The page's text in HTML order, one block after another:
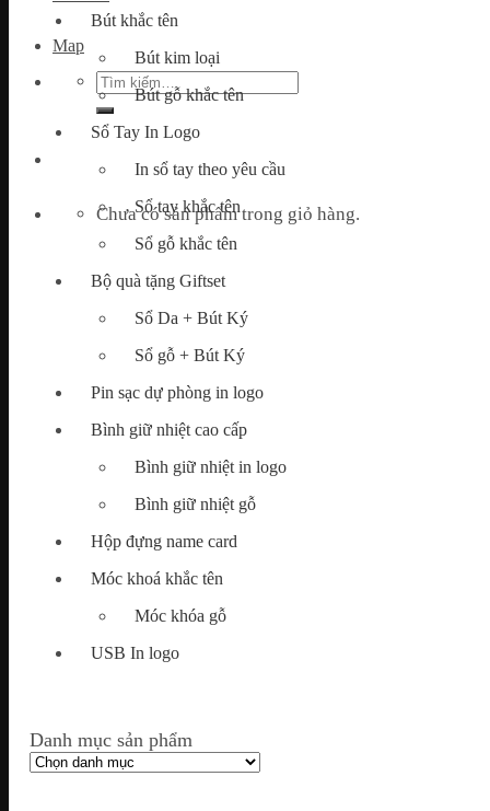
Map
Tìm
kiếm:
Chưa có sản phẩm trong giỏ hàng.
Bút khắc tên
Bút kim loại
Bút gỗ khắc tên
Sổ Tay In Logo
In sổ tay theo yêu cầu
Sổ tay khắc tên
Sổ gỗ khắc tên
Bộ quà tặng Giftset
Sổ Da + Bút Ký
Sổ gỗ + Bút Ký
Pin sạc dự phòng in logo
Bình giữ nhiệt cao cấp
Bình giữ nhiệt in logo
Bình giữ nhiệt gỗ
Hộp đựng name card
Móc khoá khắc tên
Móc khóa gỗ
USB In logo
Danh mục sản phẩm